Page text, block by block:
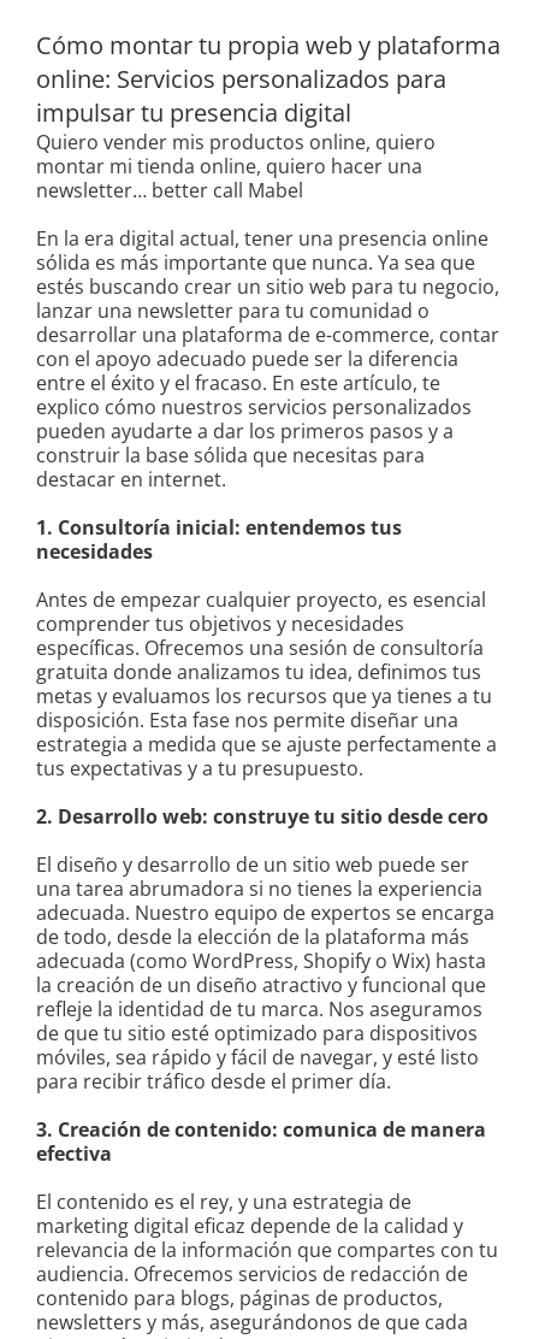
Cómo montar tu propia web y plataforma
online: Servicios personalizados para
impulsar tu presencia digital
Quiero vender mis productos online, quiero
montar mi tienda online, quiero hacer una
newsletter… better call Mabel
En la era digital actual, tener una presencia online
sólida es más importante que nunca. Ya sea que
estés buscando crear un sitio web para tu negocio,
lanzar una newsletter para tu comunidad o
desarrollar una plataforma de e-commerce, contar
con el apoyo adecuado puede ser la diferencia
entre el éxito y el fracaso. En este artículo, te
explico cómo nuestros servicios personalizados
pueden ayudarte a dar los primeros pasos y a
construir la base sólida que necesitas para
destacar en internet.
1. Consultoría inicial: entendemos tus
necesidades
Antes de empezar cualquier proyecto, es esencial
comprender tus objetivos y necesidades
específicas. Ofrecemos una sesión de consultoría
gratuita donde analizamos tu idea, definimos tus
metas y evaluamos los recursos que ya tienes a tu
disposición. Esta fase nos permite diseñar una
estrategia a medida que se ajuste perfectamente a
tus expectativas y a tu presupuesto.
2. Desarrollo web: construye tu sitio desde cero
El diseño y desarrollo de un sitio web puede ser
una tarea abrumadora si no tienes la experiencia
adecuada. Nuestro equipo de expertos se encarga
de todo, desde la elección de la plataforma más
adecuada (como WordPress, Shopify o Wix) hasta
la creación de un diseño atractivo y funcional que
refleje la identidad de tu marca. Nos aseguramos
de que tu sitio esté optimizado para dispositivos
móviles, sea rápido y fácil de navegar, y esté listo
para recibir tráfico desde el primer día.
3. Creación de contenido: comunica de manera
efectiva
El contenido es el rey, y una estrategia de
marketing digital eficaz depende de la calidad y
relevancia de la información que compartes con tu
audiencia. Ofrecemos servicios de redacción de
contenido para blogs, páginas de productos,
newsletters y más, asegurándonos de que cada